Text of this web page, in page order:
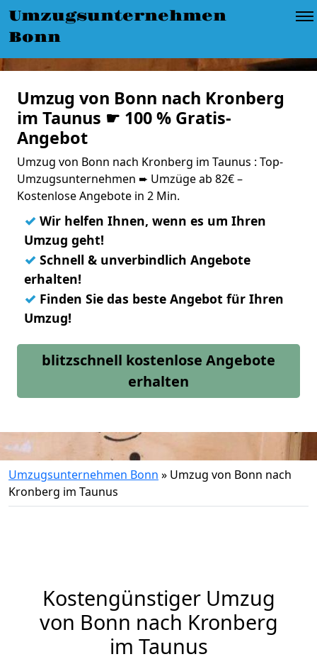
Umzugsunternehmen
Bonn
Umzug von Bonn nach Kronberg
im Taunus ☛ 100 % Gratis-
Angebot
Umzug von Bonn nach Kronberg im Taunus : Top-
Umzugsunternehmen ➨ Umzüge ab 82€ –
Kostenlose Angebote in 2 Min.
✓ Wir helfen Ihnen, wenn es um Ihren
Umzug geht!
✓ Schnell & unverbindlich Angebote
erhalten!
✓ Finden Sie das beste Angebot für Ihren
Umzug!
blitzschnell kostenlose Angebote
erhalten
Umzugsunternehmen Bonn » Umzug von Bonn nach
Kronberg im Taunus
Kostengünstiger Umzug
von Bonn nach Kronberg
im Taunus